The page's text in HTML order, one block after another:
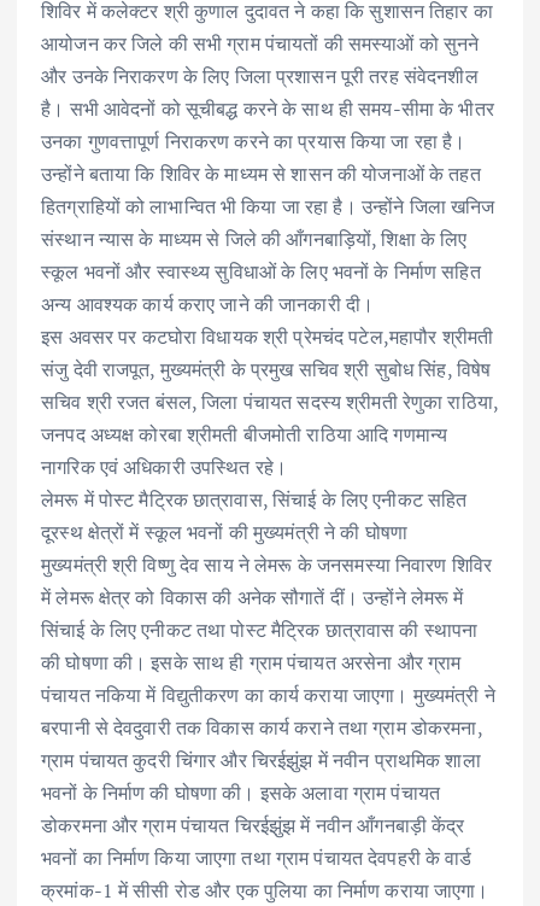
शिविर में कलेक्टर श्री कुणाल दुदावत ने कहा कि सुशासन तिहार का
आयोजन कर जिले की सभी ग्राम पंचायतों की समस्याओं को सुनने
और उनके निराकरण के लिए जिला प्रशासन पूरी तरह संवेदनशील
है। सभी आवेदनों को सूचीबद्ध करने के साथ ही समय-सीमा के भीतर
उनका गुणवत्तापूर्ण निराकरण करने का प्रयास किया जा रहा है।
उन्होंने बताया कि शिविर के माध्यम से शासन की योजनाओं के तहत
हितग्राहियों को लाभान्वित भी किया जा रहा है। उन्होंने जिला खनिज
संस्थान न्यास के माध्यम से जिले की आँगनबाड़ियों, शिक्षा के लिए
स्कूल भवनों और स्वास्थ्य सुविधाओं के लिए भवनों के निर्माण सहित
अन्य आवश्यक कार्य कराए जाने की जानकारी दी।
इस अवसर पर कटघोरा विधायक श्री प्रेमचंद पटेल,महापौर श्रीमती
संजु देवी राजपूत, मुख्यमंत्री के प्रमुख सचिव श्री सुबोध सिंह, विषेष
सचिव श्री रजत बंसल, जिला पंचायत सदस्य श्रीमती रेणुका राठिया,
जनपद अध्यक्ष कोरबा श्रीमती बीजमोती राठिया आदि गणमान्य
नागरिक एवं अधिकारी उपस्थित रहे।
लेमरू में पोस्ट मैट्रिक छात्रावास, सिंचाई के लिए एनीकट सहित
दूरस्थ क्षेत्रों में स्कूल भवनों की मुख्यमंत्री ने की घोषणा
मुख्यमंत्री श्री विष्णु देव साय ने लेमरू के जनसमस्या निवारण शिविर
में लेमरू क्षेत्र को विकास की अनेक सौगातें दीं। उन्होंने लेमरू में
सिंचाई के लिए एनीकट तथा पोस्ट मैट्रिक छात्रावास की स्थापना
की घोषणा की। इसके साथ ही ग्राम पंचायत अरसेना और ग्राम
पंचायत नकिया में विद्युतीकरण का कार्य कराया जाएगा। मुख्यमंत्री ने
बरपानी से देवदुवारी तक विकास कार्य कराने तथा ग्राम डोकरमना,
ग्राम पंचायत कुदरी चिंगार और चिरईझुंझ में नवीन प्राथमिक शाला
भवनों के निर्माण की घोषणा की। इसके अलावा ग्राम पंचायत
डोकरमना और ग्राम पंचायत चिरईझुंझ में नवीन आँगनबाड़ी केंद्र
भवनों का निर्माण किया जाएगा तथा ग्राम पंचायत देवपहरी के वार्ड
क्रमांक-1 में सीसी रोड और एक पुलिया का निर्माण कराया जाएगा।